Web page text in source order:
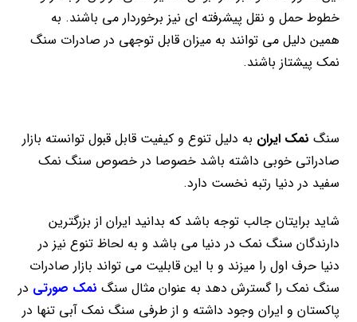
خطوط حمل و نقل پیشرفته ای نیز برخوردار می باشند. به
همین دلیل می توانند به میزان قابل توجهی در صادرات سنگ
نمک پیشتاز باشند.
سنگ نمک ایران به دلیل تنوع و کیفیت قابل قبول توانسته بازار
صادراتی خوبی داشته باشد خصوصا در خصوص سنگ نمک
سفید در دنیا رتبه نخست دارد.
شاید برایتان جالب توجه باشد که بدانید ایران از بزرگترین
دارندگان سنگ نمک در دنیا می باشد و به لحاظ تنوع نیز در
دنیا حرف اول را میزند و با این قابلیت می تواند بازار صادرات
سنگ نمک را گسترش دهد به عنوان مثال سنگ نمک صورتی در
پاکستان و ایران وجود داشته و از طرفی سنگ نمک آبی تنها در